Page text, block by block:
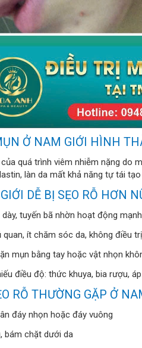
Ở NAM GIỚI HÌNH
quá trình viêm nhiễm nặng do
làn da mất khả năng tự tái
DỄ BỊ SẸO RỖ HƠN
dày, tuyến bã nhờn hoạt động
quan, ít chăm sóc da, không điều
mụn bằng tay hoặc vật nhọn
điều độ: thức khuya, bia rượu,
RỖ THƯỜNG GẶP Ở
đáy nhọn hoặc đáy vuông
bám chặt dưới da